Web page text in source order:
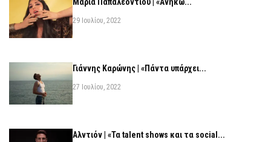
29 Ιουλίου, 2022
Γιάννης Καρώνης | «Πάντα υπάρχει...
27 Ιουλίου, 2022
Αλντιόν | «Τα talent shows και τα social...